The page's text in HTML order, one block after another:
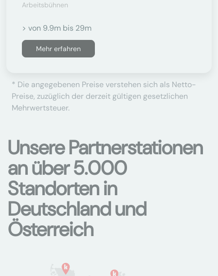
Arbeitsbühnen
> von 9.9m bis 29m
Mehr erfahren
* Die angegebenen Preise verstehen sich als Netto-
Preise, zuzüglich der derzeit gültigen gesetzlichen
Mehrwertsteuer.
Unsere Partnerstationen
an über 5.000
Standorten in
Deutschland und
Österreich